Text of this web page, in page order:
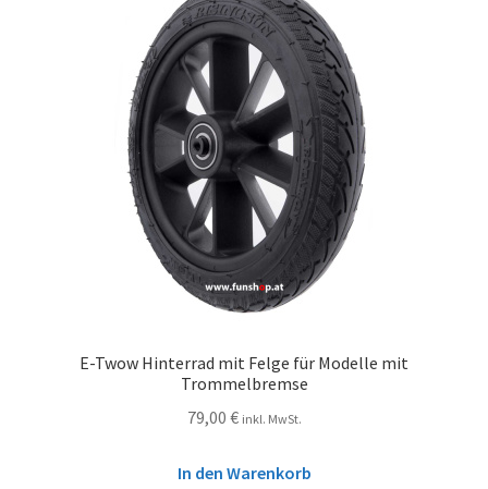
E-Twow Hinterrad mit Felge für Modelle mit
Trommelbremse
79,00 € inkl. MwSt.
In den Warenkorb